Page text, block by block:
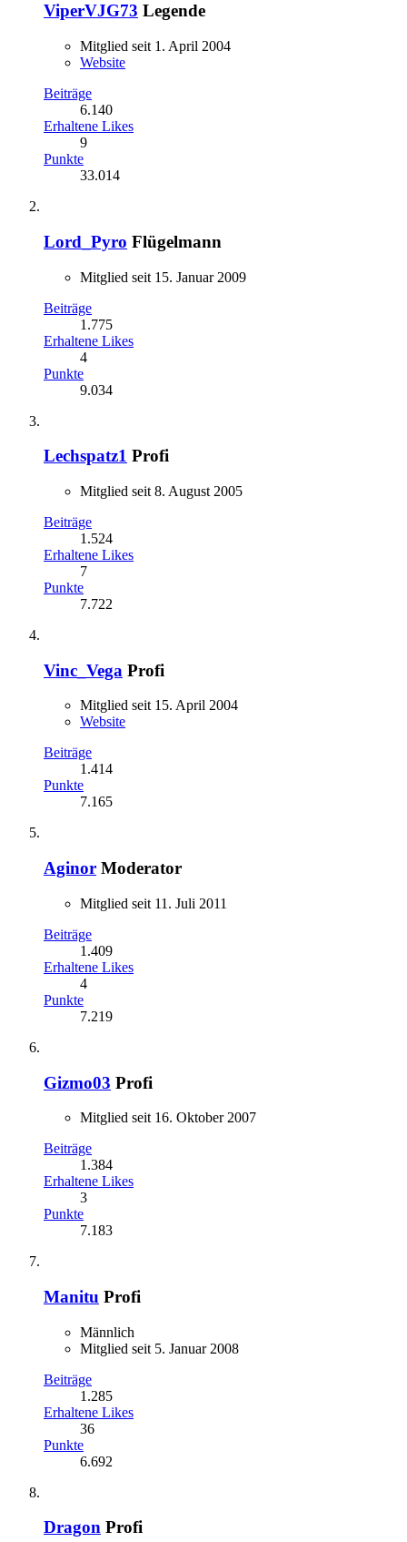
ViperVJG73 Legende
Mitglied seit 1. April 2004
Website
Beiträge
6.140
Erhaltene Likes
9
Punkte
33.014
Lord_Pyro Flügelmann
Mitglied seit 15. Januar 2009
Beiträge
1.775
Erhaltene Likes
4
Punkte
9.034
Lechspatz1 Profi
Mitglied seit 8. August 2005
Beiträge
1.524
Erhaltene Likes
7
Punkte
7.722
Vinc_Vega Profi
Mitglied seit 15. April 2004
Website
Beiträge
1.414
Punkte
7.165
Aginor Moderator
Mitglied seit 11. Juli 2011
Beiträge
1.409
Erhaltene Likes
4
Punkte
7.219
Gizmo03 Profi
Mitglied seit 16. Oktober 2007
Beiträge
1.384
Erhaltene Likes
3
Punkte
7.183
Manitu Profi
Männlich
Mitglied seit 5. Januar 2008
Beiträge
1.285
Erhaltene Likes
36
Punkte
6.692
Dragon Profi